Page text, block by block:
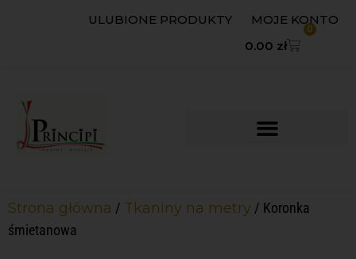
ULUBIONE PRODUKTY
MOJE KONTO
0.00 zł
0
Strona główna / Tkaniny na metry / Koronka
śmietanowa